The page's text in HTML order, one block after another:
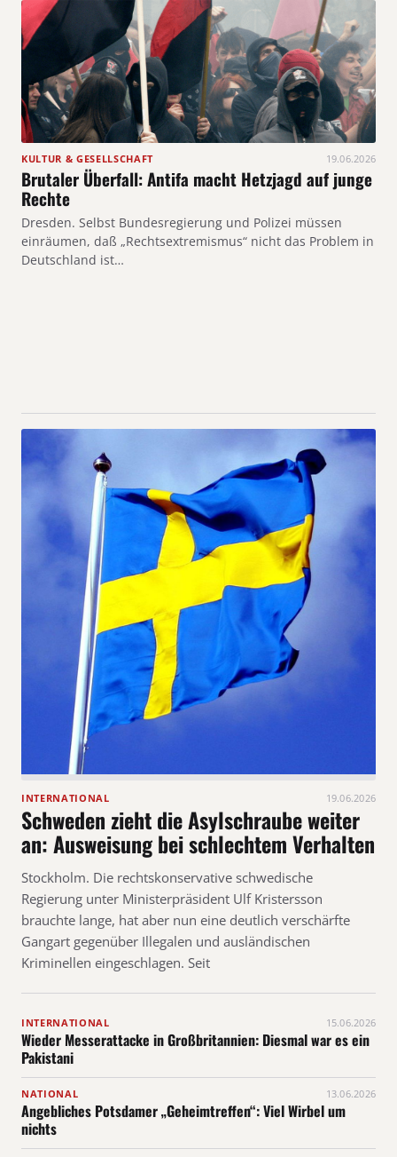
KULTUR & GESELLSCHAFT 19.06.2026
Brutaler Überfall: Antifa macht Hetzjagd auf junge
Rechte
Dresden. Selbst Bundesregierung und Polizei müssen
einräumen, daß „Rechtsextremismus“ nicht das Problem in
Deutschland ist…
INTERNATIONAL 19.06.2026
Schweden zieht die Asylschraube weiter
an: Ausweisung bei schlechtem Verhalten
Stockholm. Die rechtskonservative schwedische
Regierung unter Ministerpräsident Ulf Kristersson
brauchte lange, hat aber nun eine deutlich verschärfte
Gangart gegenüber Illegalen und ausländischen
Kriminellen eingeschlagen. Seit
INTERNATIONAL 15.06.2026
Wieder Messerattacke in Großbritannien: Diesmal war es ein
Pakistani
NATIONAL 13.06.2026
Angebliches Potsdamer „Geheimtreffen“: Viel Wirbel um
nichts